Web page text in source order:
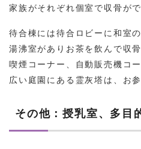
家族がそれぞれ個室で収骨がで
待合棟には待合ロビーに和室
湯沸室がありお茶を飲んで収
喫煙コーナー、自動販売機コ
広い庭園にある霊灰塔は、お
その他：授乳室、多目